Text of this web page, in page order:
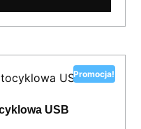
Promocja!
USB